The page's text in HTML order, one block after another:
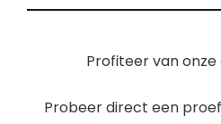
Profiteer van
Probeer direct een